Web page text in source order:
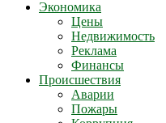
Экономика
Цены
Недвижимость
Реклама
Финансы
Происшествия
Аварии
Пожары